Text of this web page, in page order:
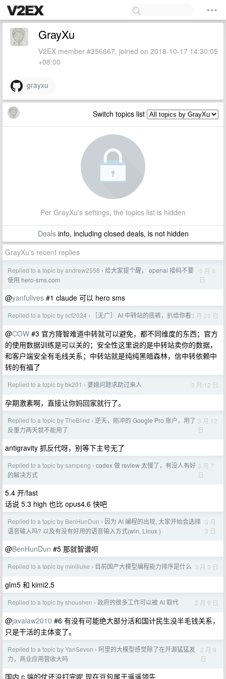
GrayXu
V2EX member #356667, joined on 2018-10-17 14:30:05
+08:00
grayxu
Switch topics list
Per GrayXu's settings, the topics list is hidden
Dealsinfo, including closed deals, is not hidden
GrayXu's recent replies
Replied to a topic by andrew2558 › 给大家提个醒， openai 接码不要
使用 hero-sms.com
5 月 8
日
@yanfulives #1 claude 可以 hero sms
Replied to a topic by scf2024 › ［无广］ AI 中转站的底裤，扒给你看3 月 23 日
@COW #3 官方降智难道中转就可以避免，都不同维度的东西；官方
的使用数据训练是可以关的；安全性这里说的是中转站卖你的数据，
和客户端安全有毛线关系；中转站就是纯纯黑暗森林，信中转依赖中
转的有福了
Replied to a topic by bk201 › 婆媳问题求助过来人 3 月 12 日
孕期激素啊，直接让你妈回家就行了。
Replied to a topic by TheBlind › 逆天，刚冲的 Google Pro 账户，用了
反重力两天就不能用了
3 月 12
日
antigravity 抓反代呀，别等下主号无了
Replied to a topic by sampeng › codex 做 review 太慢了，有没人有好
的解决方式
3 月 7
日
5.4 开/fast
话说 5.3 high 也比 opus4.6 快吧
Replied to a topic by BenHunDun › 因为 AI 编程的出现, 大家开始会选择
语音输入吗? 以及有没有好用的语音输入方式(win, Linux )
3 月
3 日
@BenHunDun #5 那就智谱呗
Replied to a topic by miniliuke › 目前国产大模型编程能力排序是什么 3 月 3 日
glm5 和 kimi2.5
Replied to a topic by shoushen › 政府的很多工作可以被 AI 取代 2 月 9 日
@javalaw2010 #6 有没有可能绝大部分活和国计民生没半毛钱关系，
只是干活的主体变了。
Replied to a topic by YanSeven › 阿里的大模型感觉除了在开源猛猛发
力，商业应用营收大吗
2 月 9
日
国内 c 端的仗还没打完呢 现在豆包属于遥遥领先